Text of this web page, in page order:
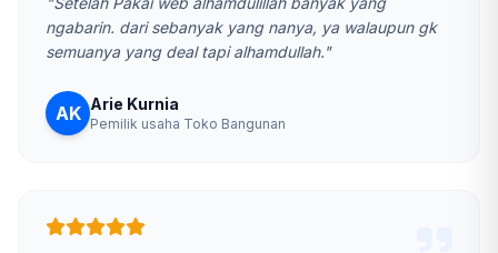
ngabarin. dari sebanyak yang nanya, ya walaupun gk
semuanya yang deal tapi alhamdullah."
AK Arie Kurnia
Pemilik usaha Toko Bangunan